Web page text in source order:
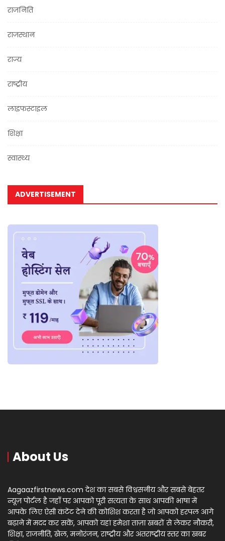
राजनिति
राजस्थान
राज्य
राष्ट्रीय
लाइफस्टाइल
शिक्षा
स्वास्थ्य
ADVERTISEMENT
About Us
Aagaazfirstnews.com देश का सबसे विश्वसनीय और सबसे बेहतर
न्यूज़ पोर्टल है जहाँ पर आपको पूरी सत्यता के साथ आपकी भाषा में
आपके लिए ऐसी कंटेंट देने की कोशिश करता है जो आपको हरपल आगे
बढ़ाने में मदद कर सकें, आपको यहां हमेशा ताज़ा खबरों से लेकर नौकरी,
शिक्षा, राजनीति, खेल, मनोरंजन, राष्ट्रीय और अंतराष्ट्रीय स्तर का खबर